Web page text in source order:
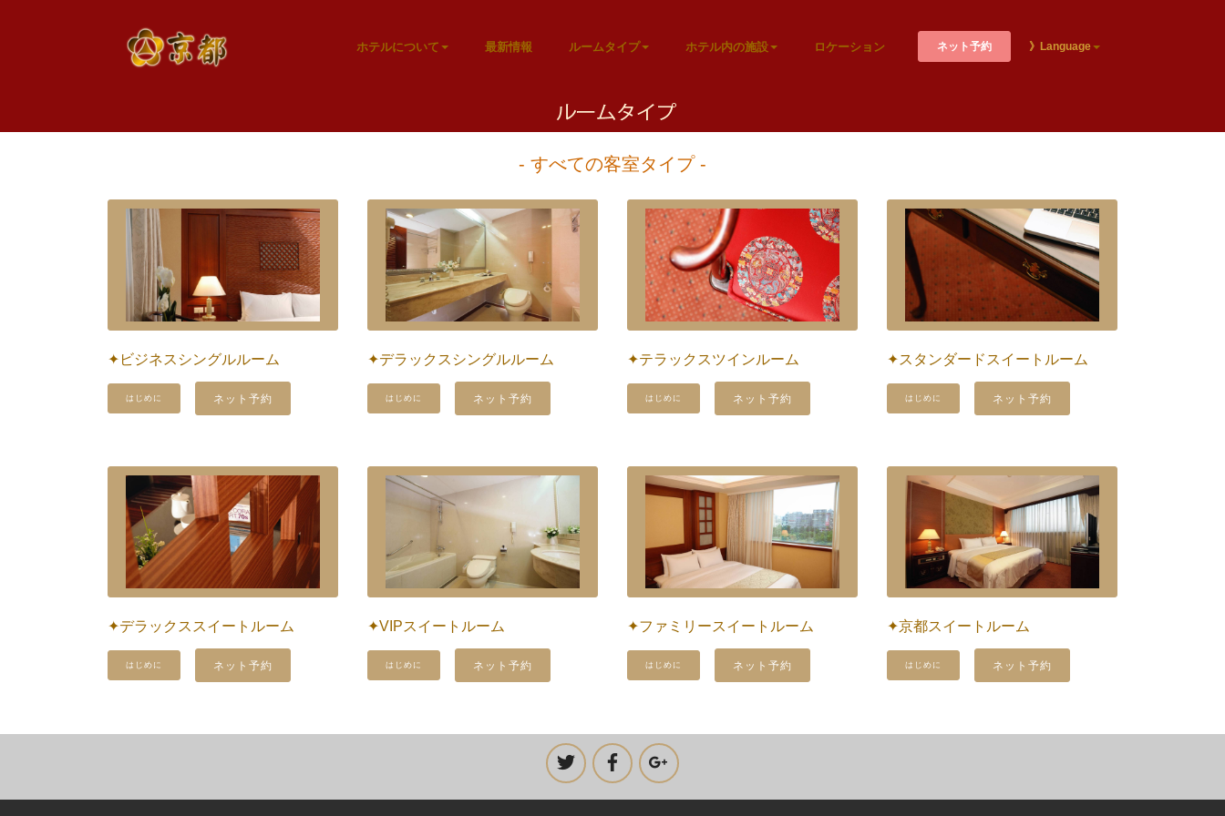
ホテルについて 最新情報 ルームタイプ ホテル内の施設 ロケーション ネット予約 》Language
- すべての客室タイプ -
✦ビジネスシングルルーム
はじめに ネット予約
✦デラックスシングルルーム
はじめに ネット予約
✦テラックスツインルーム
はじめに ネット予約
✦スタンダードスイートルーム
はじめに ネット予約
✦デラックススイートルーム
はじめに ネット予約
✦VIPスイートルーム
はじめに ネット予約
✦ファミリースイートルーム
はじめに ネット予約
✦京都スイートルーム
はじめに ネット予約